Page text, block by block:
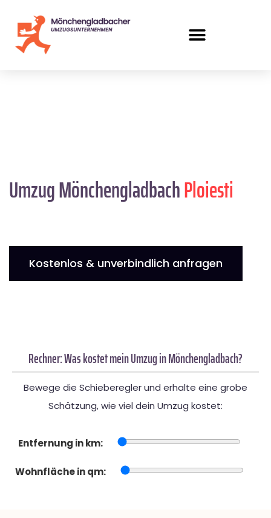
Umzug MönchengladbachPloiesti
Kostenlos & unverbindlich anfragen
Rechner: Was kostet mein Umzug in Mönchengladbach?
Bewege die Schieberegler und erhalte eine grobe
Schätzung, wie viel dein Umzug kostet:
Entfernung in km:
Wohnfläche in qm: